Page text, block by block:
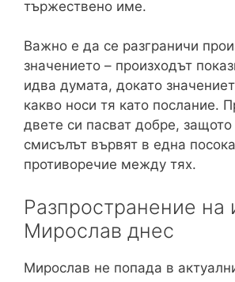
тържествено име.
Важно е да се разграничи
значението – произходът
идва думата, докато
какво носи тя като послание.
двете си пасват добре, защото
смисълът вървят в една
противоречие между тях.
Разпространение на
Мирослав днес
Мирослав не попада в